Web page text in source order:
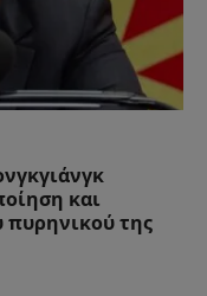
και
πυρηνικού της